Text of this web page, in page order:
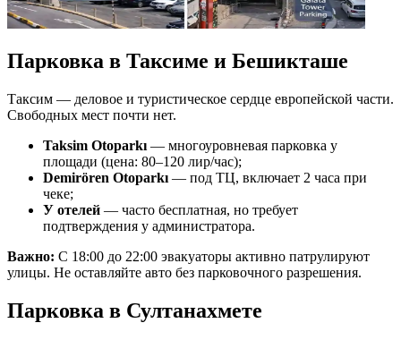
Парковка в Таксиме и Бешикташе
Таксим — деловое и туристическое сердце европейской части.
Свободных мест почти нет.
Taksim Otoparkı — многоуровневая парковка у
площади (цена: 80–120 лир/час);
Demirören Otoparkı — под ТЦ, включает 2 часа при
чеке;
У отелей — часто бесплатная, но требует
подтверждения у администратора.
Важно: С 18:00 до 22:00 эвакуаторы активно патрулируют
улицы. Не оставляйте авто без парковочного разрешения.
Парковка в Султанахмете